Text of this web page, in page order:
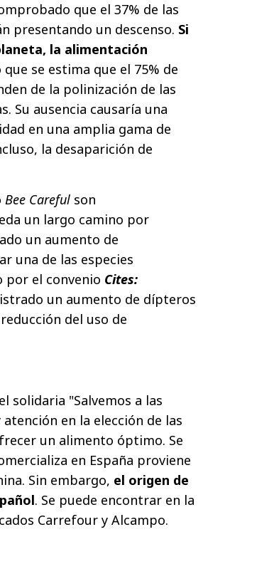
que el 37% de las
presentando un descenso. Si
la alimentación
se estima que el 75% de
de la polinización de las
Su ausencia causaría una
en una amplia gama de
la desaparición de
Bee Careful son
un largo camino por
un aumento de
una de las especies
por el convenio Cites:
un aumento de dípteros
del uso de
solidaria "Salvemos a las
en la elección de las
un alimento óptimo. Se
en España proviene
Sin embargo, el origen de
. Se puede encontrar en la
Carrefour y Alcampo.